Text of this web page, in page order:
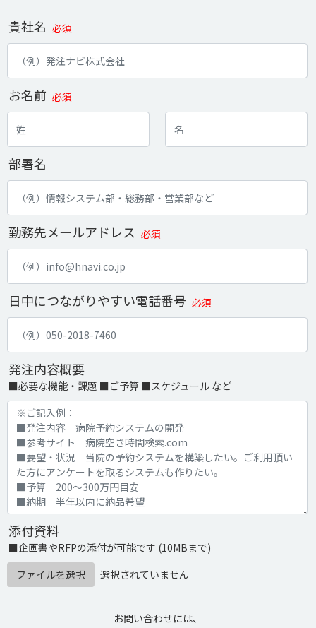
貴社名 必須
お名前 必須
部署名
勤務先メールアドレス 必須
日中につながりやすい電話番号 必須
発注内容概要
■必要な機能・課題 ■ご予算 ■スケジュール など
添付資料
■企画書やRFPの添付が可能です (10MBまで)
ファイルを選択
選択されていません
お問い合わせには、